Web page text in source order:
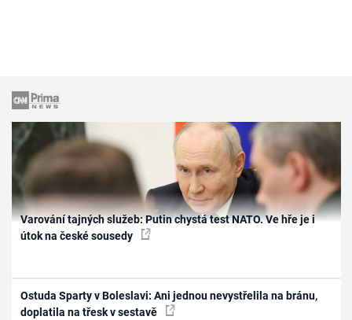
Varování tajných služeb: Putin chystá test NATO. Ve hře je i
útok na české sousedy
Ostuda Sparty v Boleslavi: Ani jednou nevystřelila na bránu,
doplatila na třesk v sestavě